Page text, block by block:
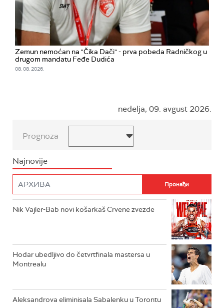
Zemun nemoćan na "Čika Dači" - prva pobeda Radničkog u
drugom mandatu Feđe Dudića
08. 08. 2026.
nedelja, 09. avgust 2026.
Prognoza
Najnovije
Nik Vajler-Bab novi košarkaš Crvene zvezde
Hodar ubedljivo do četvrtfinala mastersa u
Montrealu
Aleksandrova eliminisala Sabalenku u Torontu